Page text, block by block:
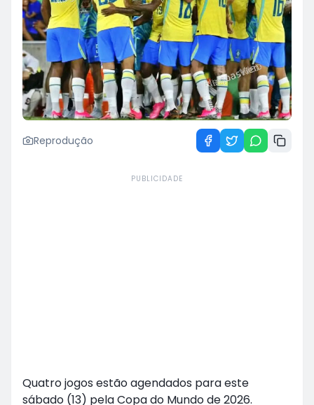
Reprodução
PUBLICIDADE
Quatro jogos estão agendados para este
sábado (13) pela Copa do Mundo de 2026.